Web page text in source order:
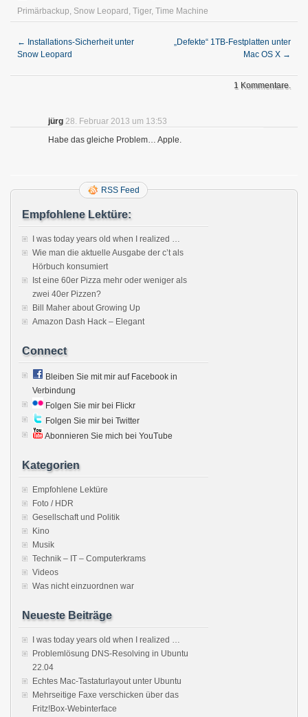
Primärbackup, Snow Leopard , Tiger, Time Machine
← Installations-Sicherheit unter
Snow Leopard
„Defekte“ 1TB-Festplatten unter
Mac OS X →
1 Kommentare.
jürg 28. Februar 2013 um 13:53
Habe das gleiche Problem… Apple.
RSS Feed
Empfohlene Lektüre:
I was today years old when I realized …
Wie man die aktuelle Ausgabe der c’t als
Hörbuch konsumiert
Ist eine 60er Pizza mehr oder weniger als
zwei 40er Pizzen?
Bill Maher about Growing Up
Amazon Dash Hack – Elegant
Connect
Bleiben Sie mit mir auf Facebook in
Verbindung
Folgen Sie mir bei Flickr
Folgen Sie mir bei Twitter
Abonnieren Sie mich bei YouTube
Kategorien
Empfohlene Lektüre
Foto / HDR
Gesellschaft und Politik
Kino
Musik
Technik – IT – Computerkrams
Videos
Was nicht einzuordnen war
Neueste Beiträge
I was today years old when I realized …
Problemlösung DNS-Resolving in Ubuntu
22.04
Echtes Mac-Tastaturlayout unter Ubuntu
Mehrseitige Faxe verschicken über das
Fritz!Box-Webinterface